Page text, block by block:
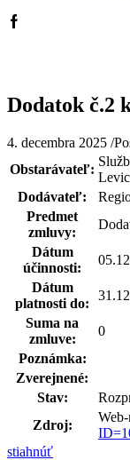
Facebook
Dodatok č.2
4. decembra 2025 /
Obstarávateľ:
Dodávateľ:
Predmet
zmluvy:
Dátum
účinnosti:
Dátum
platnosti do:
Suma na
zmluve:
0
Poznámka:
Zverejnené:
Stav:
Zdroj:
stiahnúť